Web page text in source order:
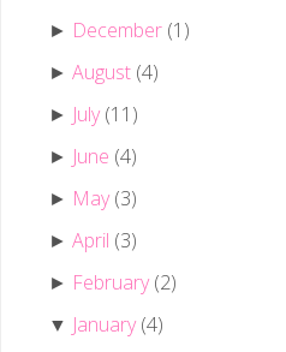
► December (1)
►August (4)
► July (11)
► June (4)
► May (3)
►April (3)
► February (2)
▼ January (4)